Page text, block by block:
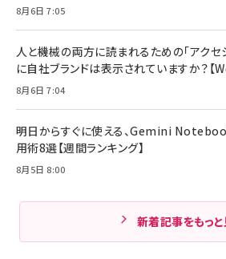
8月6日 7:05
人と機械の両方に読まれるための「アクセ
に自社ブランドは表示されていますか？【
8月6日 7:04
明日からすぐに使える、Gemini
用術8選【週間ランキング】
8月5日 8:00
新着記事をもっ